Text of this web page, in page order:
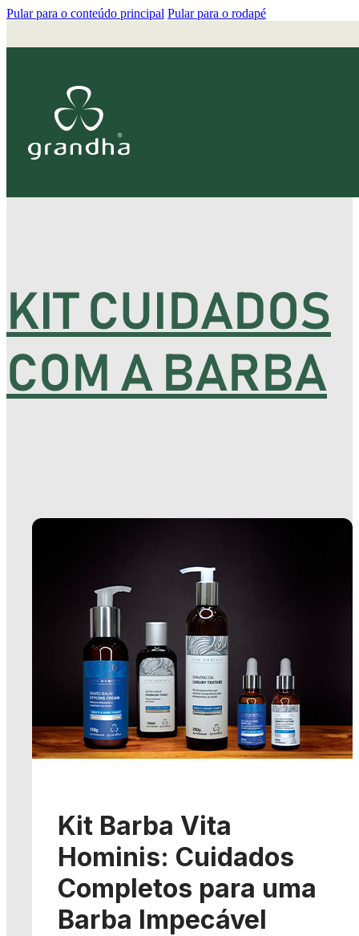
Pular para o conteúdo principal Pular para o rodapé
KIT CUIDADOS
COM A BARBA
Kit Barba Vita
Hominis: Cuidados
Completos para uma
Barba Impecável